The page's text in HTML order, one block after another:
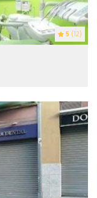
5 (12)